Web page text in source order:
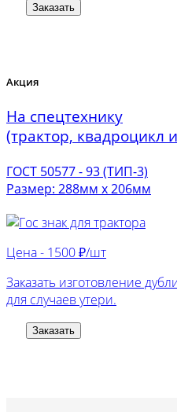
Заказать
Акция
На спецтехнику
(трактор, квадроцикл
ГОСТ 50577 - 93 (ТИП-3)
Размер: 288мм х 206мм
Цена - 1500 ₽/шт
Заказать изготовление
для случаев утери.
Заказать